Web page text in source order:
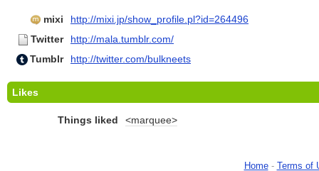
mixi
http://mixi.jp/show_profile.pl?id=264496
Twitter
http://mala.tumblr.com/
Tumblr
http://twitter.com/bulkneets
Likes
Things liked <marquee>
Home- Terms of